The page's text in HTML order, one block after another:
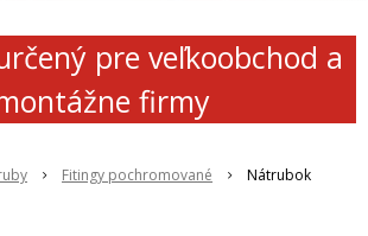
pre veľkoobchod a
firmy
Fitingy pochromované
Nátrubok